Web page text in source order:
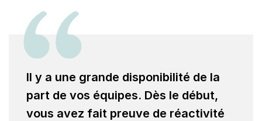
Il y a une grande disponibilité de la
part de vos équipes. Dès le début,
vous avez fait preuve de réactivité